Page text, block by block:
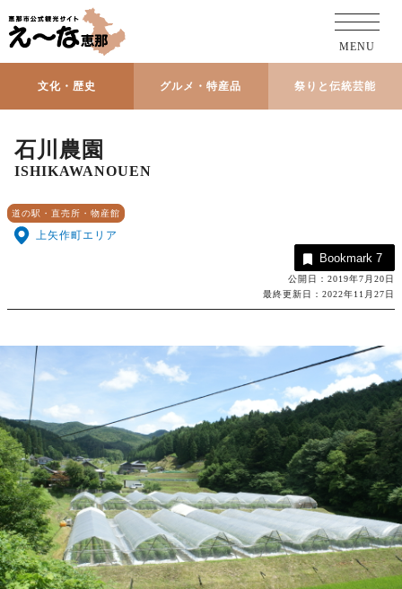
文化・歴史 グルメ・特産品 祭りと伝統芸能
MENU
石川農園
ISHIKAWANOUEN
道の駅・直売所・物産館
上矢作町エリア
Bookmark 7
公開日：2019年7月20日
最終更新日：2022年11月27日